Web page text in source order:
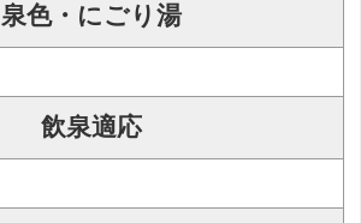
泉色・にごり湯
飲泉適応